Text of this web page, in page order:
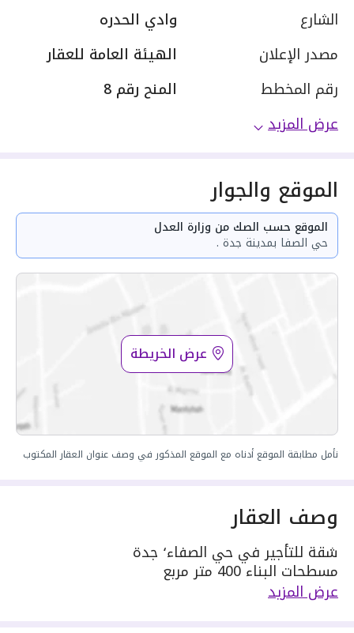
الشارع
وادي الحدره
مصدر الإعلان
الهيئة العامة للعقار
رقم المخطط
المنح رقم 8
عرض المزيد
الموقع والجوار
الموقع حسب الصك من وزارة العدل
حي الصفا بمدينة جدة .
عرض الخريطة
نأمل مطابقة الموقع أدناه مع الموقع المذكور في وصف عنوان العقار المكتوب
وصف العقار
شقة للتأجير في حي الصفاء٬ جدة
مسطحات البناء 400 متر مربع
مكونة من: 1 غرفة
واصل كهرباء
عرض المزيد